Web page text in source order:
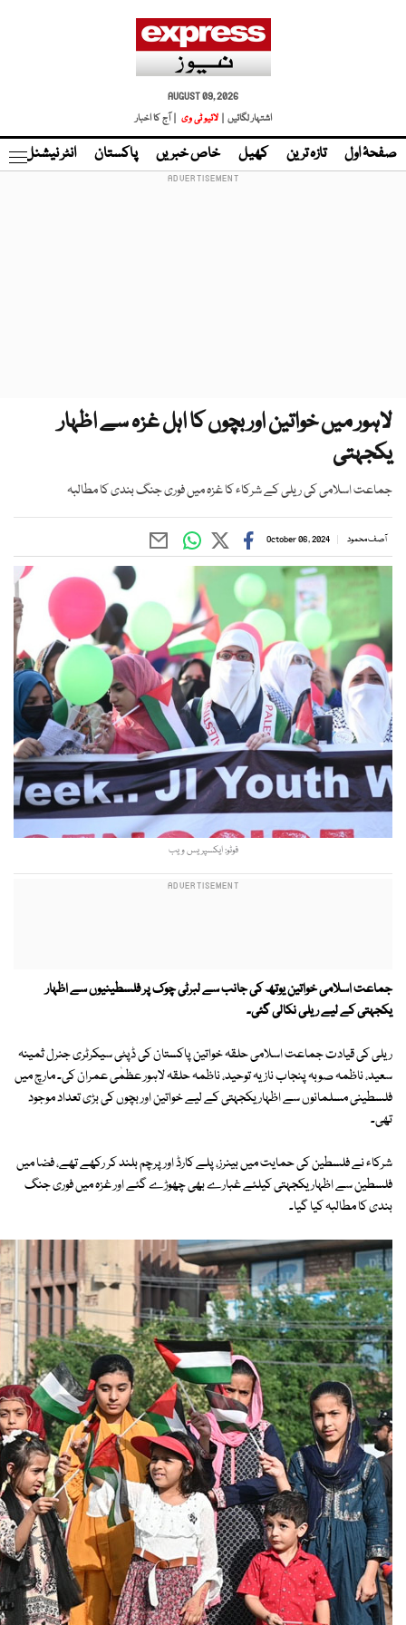
AUGUST 09, 2026
اشتہار لگائیں |
لائیو ٹی وی | آج کا اخبار
صفحۂ اول تازہ ترین کھیل خاص خبریں پاکستان انٹر نیشنل
لاہور میں خواتین اور بچوں کا اہل غزہ سے اظہار
یکجہتی
جماعت اسلامی کی ریلی کے شرکاء کا غزہ میں فوری جنگ بندی کا مطالبہ
آصف محمود October 06, 2024
فوٹو: ایکسپریس ویب
جماعت اسلامی خواتین یوتھ کی جانب سے لبرٹی چوک پر فلسطینیوں سے اظہار
یکجہتی کے لیے ریلی نکالی گئی۔
ریلی کی قیادت جماعت اسلامی حلقہ خواتین پاکستان کی ڈپٹی سیکرٹری جنرل ثمینہ
سعید، ناظمہ صوبہ پنجاب نازیہ توحید، ناظمہ حلقہ لاہور عظمٰی عمران کی۔ مارچ میں
فلسطینی مسلمانوں سے اظہار یکجہتی کے لیے خواتین اور بچوں کی بڑی تعداد موجود
تھی۔
شرکاء نے فلسطین کی حمایت میں بینرز، پلے کارڈ اور پرچم بلند کر رکھے تھے، فضا میں
فلسطین سے اظہار یکجہتی کیلئے غبارے بھی چھوڑے گئے اور غزہ میں فوری جنگ
بندی کا مطالبہ کیا گیا۔